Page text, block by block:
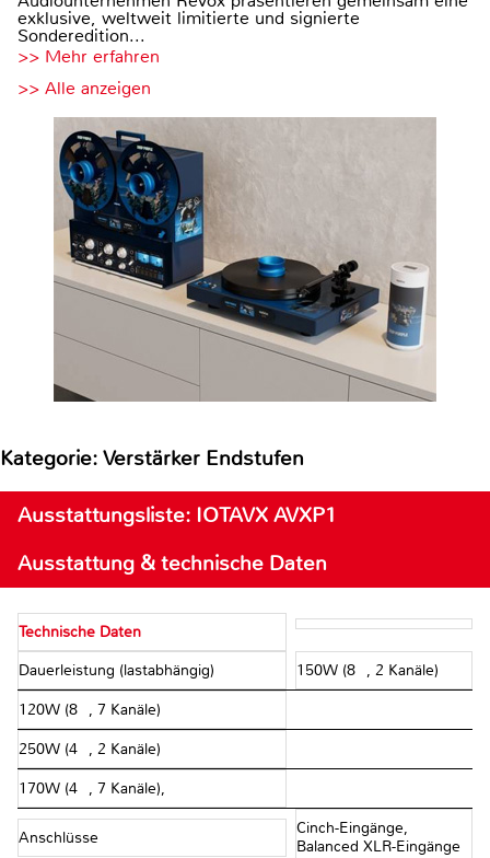
exklusive, weltweit limitierte und signierte
Sonderedition...
>> Mehr erfahren
>> Alle anzeigen
Kategorie: Verstärker Endstufen
Ausstattungsliste: IOTAVX AVXP1
Ausstattung & technische Daten
Technische Daten
Dauerleistung (lastabhängig) 150W (8Ω, 2 Kanäle)
120W (8Ω, 7 Kanäle)
250W (4Ω, 2 Kanäle)
170W (4Ω, 7 Kanäle),
Anschlüsse
Cinch-Eingänge,
Balanced XLR-Eingänge